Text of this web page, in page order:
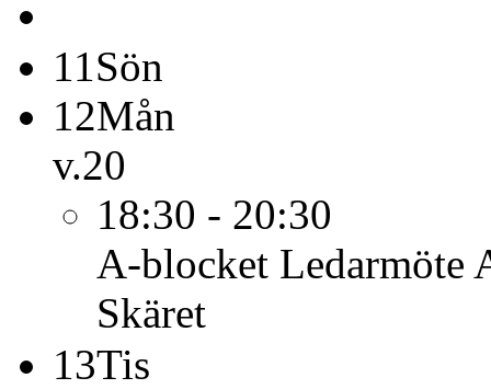
11Sön
12Mån
v.20
18:30 - 20:30
A-blocket Ledarmöte
Skäret
13Tis